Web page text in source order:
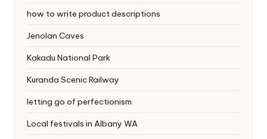
how to write product descriptions
Jenolan Caves
Kakadu National Park
Kuranda Scenic Railway
letting go of perfectionism
Local festivals in Albany WA